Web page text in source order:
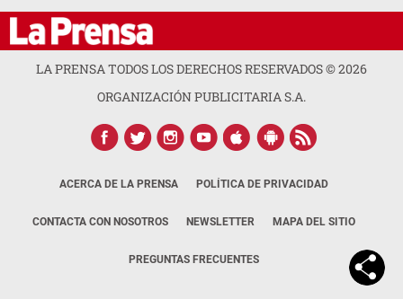
LA PRENSA TODOS LOS DERECHOS RESERVADOS ©2026
ORGANIZACIÓN PUBLICITARIA S.A.
ACERCA DE LA PRENSA POLÍTICA DE PRIVACIDAD
CONTACTA CON NOSOTROS NEWSLETTER MAPA DEL SITIO
PREGUNTAS FRECUENTES